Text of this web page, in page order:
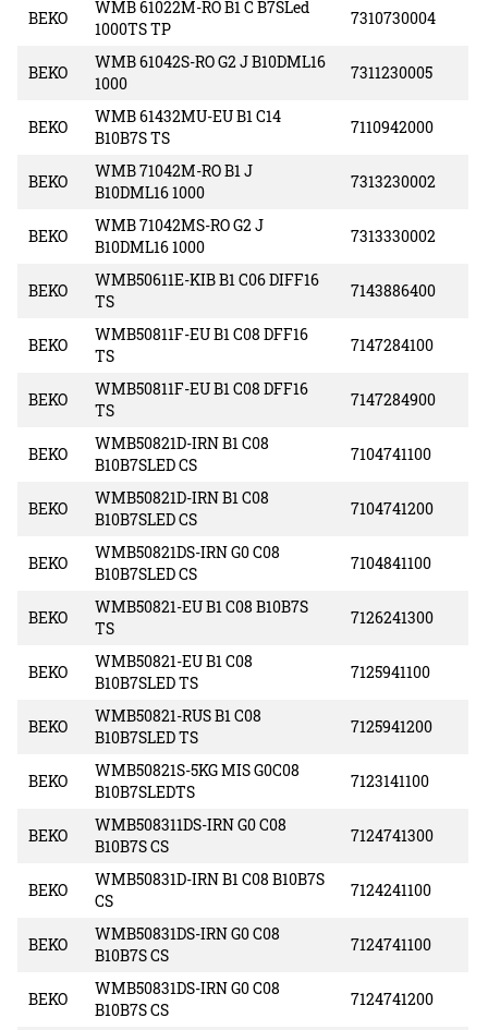
BEKO
WMB 61022M-RO B1 C B7SLed
1000TS TP
7310730004
BEKO
WMB 61042S-RO G2 J B10DML16
1000
7311230005
BEKO
WMB 61432MU-EU B1 C14
B10B7S TS
7110942000
BEKO
WMB 71042M-RO B1 J
B10DML16 1000
7313230002
BEKO
WMB 71042MS-RO G2 J
B10DML16 1000
7313330002
BEKO
WMB50611E-KIB B1 C06 DIFF16
TS
7143886400
BEKO
WMB50811F-EU B1 C08 DFF16
TS
7147284100
BEKO
WMB50811F-EU B1 C08 DFF16
TS
7147284900
BEKO
WMB50821D-IRN B1 C08
B10B7SLED CS
7104741100
BEKO
WMB50821D-IRN B1 C08
B10B7SLED CS
7104741200
BEKO
WMB50821DS-IRN G0 C08
B10B7SLED CS
7104841100
BEKO
WMB50821-EU B1 C08 B10B7S
TS
7126241300
BEKO
WMB50821-EU B1 C08
B10B7SLED TS
7125941100
BEKO
WMB50821-RUS B1 C08
B10B7SLED TS
7125941200
BEKO
WMB50821S-5KG MIS G0C08
B10B7SLEDTS
7123141100
BEKO
WMB508311DS-IRN G0 C08
B10B7S CS
7124741300
BEKO
WMB50831D-IRN B1 C08 B10B7S
CS
7124241100
BEKO
WMB50831DS-IRN G0 C08
B10B7S CS
7124741100
BEKO
WMB50831DS-IRN G0 C08
B10B7S CS
7124741200